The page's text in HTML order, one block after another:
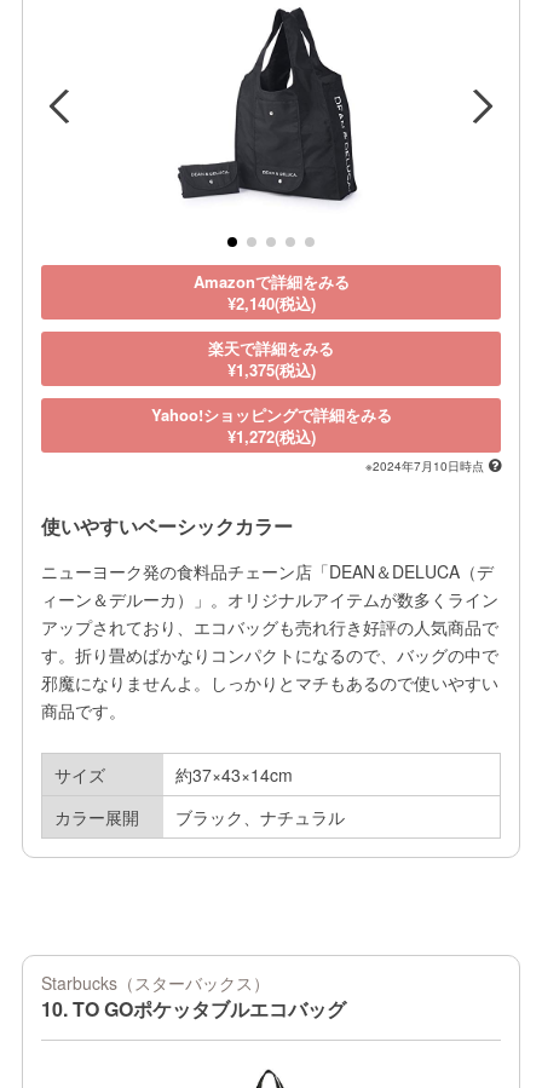
Amazonで詳細をみる
¥2,140(税込)
楽天で詳細をみる
¥1,375(税込)
Yahoo!ショッピングで詳細をみる
¥1,272(税込)
※2024年7月10日時点
使いやすいベーシックカラー
ニューヨーク発の食料品チェーン店「DEAN＆DELUCA（デ
ィーン＆デルーカ）」。オリジナルアイテムが数多くライン
アップされており、エコバッグも売れ行き好評の人気商品で
す。折り畳めばかなりコンパクトになるので、バッグの中で
邪魔になりませんよ。しっかりとマチもあるので使いやすい
商品です。
サイズ
約37×43×14cm
カラー展開
ブラック、ナチュラル
Starbucks（スターバックス）
10. TO GOポケッタブルエコバッグ